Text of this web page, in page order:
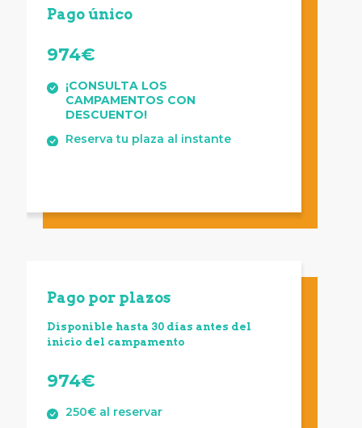
Pagoúnico
974€
¡CONSULTA LOS
CAMPAMENTOS CON
DESCUENTO!
Reserva tu plaza al instante
Pago por plazos
Disponible hasta 30 días antes del
inicio del campamento
974€
250€ al reservar